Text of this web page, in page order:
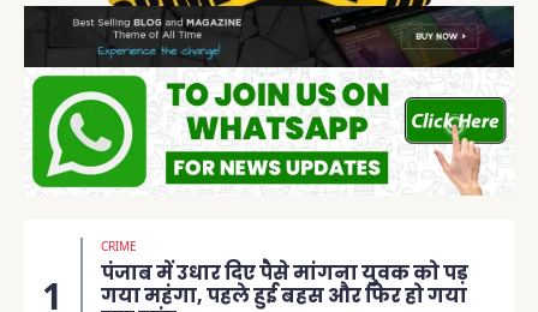
CRIME
पंजाब में उधार दिए पैसे मांगना युवक को पड़
गया महंगा, पहले हुई बहस और फिर हो गया